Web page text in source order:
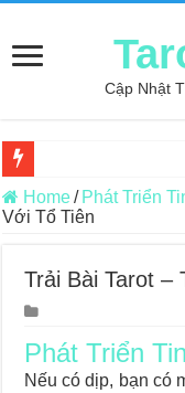
Cập Nhật
Review may áo thun tại
Konxari Cards – Trải
Querent Tìm Đến
Journey Of Love
Journey Of Love
Home/ Phát Triển
Với Tổ Tiên
Trải Bài Tarot –
Phát Triển
Nếu có dịp, bạn có